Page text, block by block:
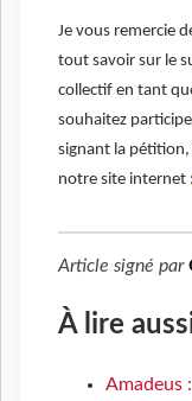
Je vous remercie
tout savoir sur le
collectif en tant
souhaitez
signant la pétition,
notre site internet :
Article signé par
À lire
Amadeus